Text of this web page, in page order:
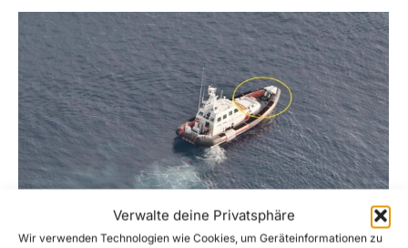
Verwalte deine Privatsphäre
Wir verwenden Technologien wie Cookies, um Geräteinformationen zu